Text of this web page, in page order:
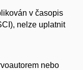
v časopis
nelze uplatnit
nebo